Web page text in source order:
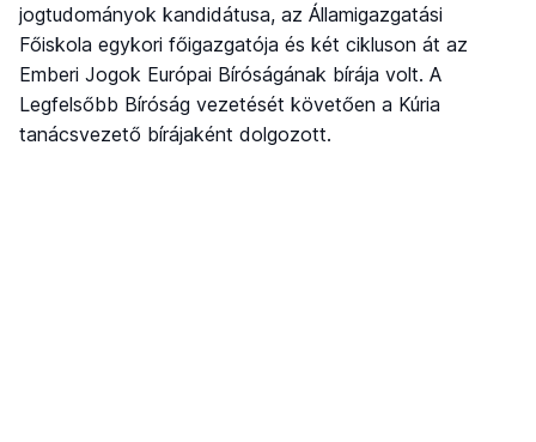
jogtudományok kandidátusa, az Államigazgatási
Főiskola egykori főigazgatója és két cikluson át az
Emberi Jogok Európai Bíróságának bírája volt. A
Legfelsőbb Bíróság vezetését követően a Kúria
tanácsvezető bírájaként dolgozott.